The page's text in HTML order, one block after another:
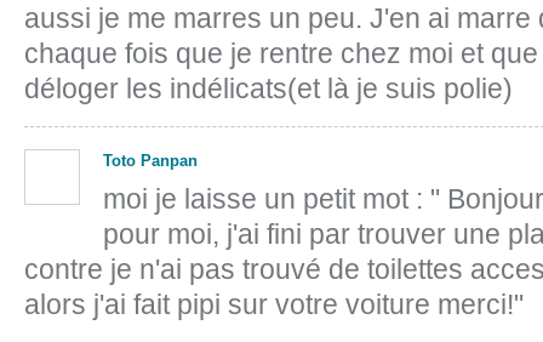
aussi je me marres un peu. J'en ai marre
chaque fois que je rentre chez moi et
déloger les indélicats(et là je suis polie)
Toto Panpan
moi je laisse un petit mot : "
pour moi, j'ai fini par trouver une
contre je n'ai pas trouvé de toilettes
alors j'ai fait pipi sur votre voiture merci!"